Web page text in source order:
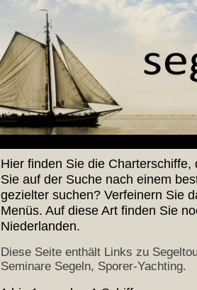
Hier finden Sie die
Sie auf der Suche nach einem
gezielter suchen? Verfeinern Sie
Menüs. Auf diese Art finden Sie
Niederlanden.
Diese Seite enthält Links zu
Seminare Segeln, Sporer-Yachting.